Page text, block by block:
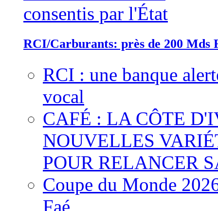
RCI/Carburants: près de 200 Mds
RCI : une banque
vocal
CAFÉ : LA CÔTE
NOUVELLES
POUR RELANCER
Coupe du Monde
Faé